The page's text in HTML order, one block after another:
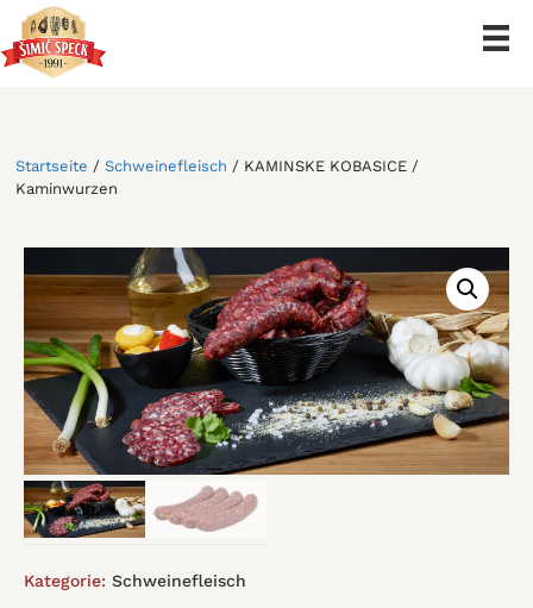
Startseite /Schweinefleisch / KAMINSKE KOBASICE /
Kaminwurzen
Kategorie: Schweinefleisch